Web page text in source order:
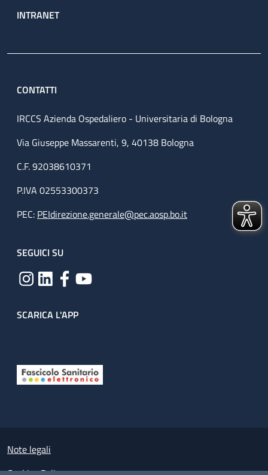
INTRANET
CONTATTI
IRCCS Azienda Ospedaliero - Universitaria di Bologna
Via Giuseppe Massarenti, 9, 40138 Bologna
C.F. 92038610371
P.IVA 02553300373
PEC: PEIdirezione.generale@pec.aosp.bo.it
SEGUICI SU
SCARICA L'APP
Small prints
Note legali